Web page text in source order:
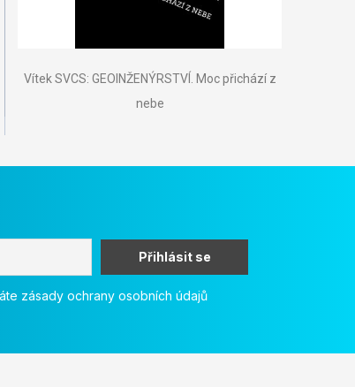
Vítek SVCS: GEOINŽENÝRSTVÍ. Moc přichází z
nebe
zásady ochrany osobních údajů